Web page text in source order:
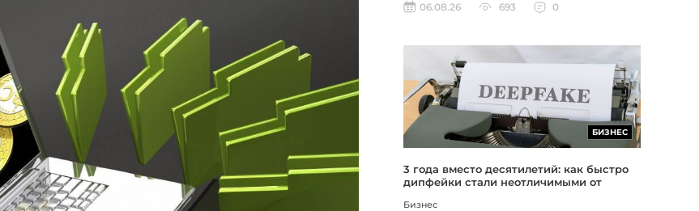
пр...06.08.26 693 0
БИЗНЕС
3 года вместо десятилетий: как быстро
дипфейки стали неотличимыми от
Бизнес